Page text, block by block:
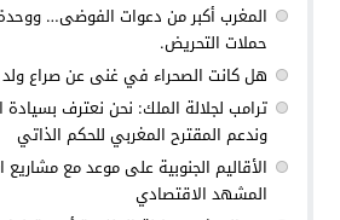
المغرب أكبر من دعوات الفوضى…
حملات التحريض.
هل كانت الصحراء في غنى عن صراع ولد
ترامب لجلالة الملك: نحن نعترف
وندعم المقترح المغربي للحكم الذاتي
الأقاليم الجنوبية على موعد مع
المشهد الاقتصادي